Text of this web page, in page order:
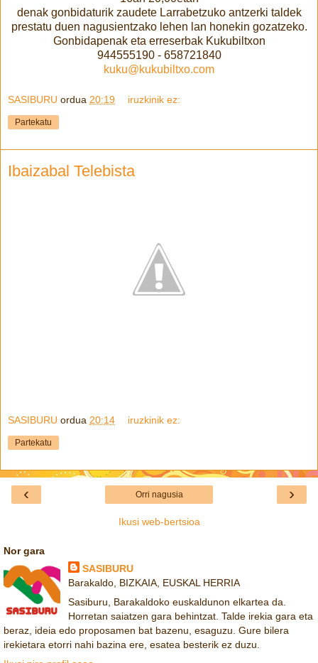
denak gonbidaturik zaudete Larrabetzuko antzerki taldek
prestatu duen nagusientzako lehen lan honekin gozatzeko.
Gonbidapenak eta erreserbak Kukubiltxon
944555190 - 658721840
kuku@kukubiltxo.com
SASIBURU ordua 20:19 iruzkinik ez:
Partekatu
Ibaizabal Telebista
SASIBURU ordua 20:14 iruzkinik ez:
Partekatu
‹ ›
Orri nagusia
Ikusi web-bertsioa
Nor gara
SASIBURU
Barakaldo, BIZKAIA, EUSKAL HERRIA
Sasiburu, Barakaldoko euskaldunon elkartea da.
Horretan saiatzen gara behintzat. Talde irekia gara eta
beraz, ideia edo proposamen bat bazenu, esaguzu. Gure bilera
irekietara etorri nahi bazina ere, esatea besterik ez duzu.